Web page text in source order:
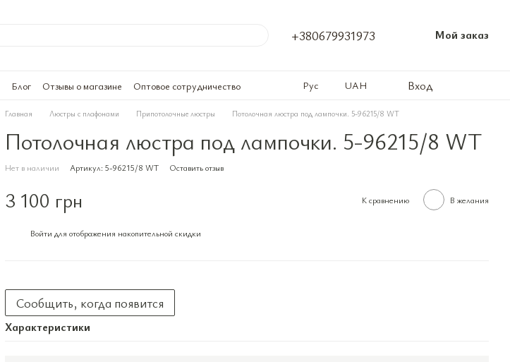
+380679931973 Мой заказ
Блог Отзывы о магазине Оптовое сотрудничество Рус UAH Вход
Главная Люстры с плафонами Припотолочные люстры Потолочная люстра под лампочки. 5-96215/8 WT
Потолочная люстра под лампочки. 5-96215/8 WT
Нет в наличии Артикул: 5-96215/8 WT Оставить отзыв
3 100 грн К сравнению В желания
Войти для отображения накопительной скидки
Сообщить, когда появится
Характеристики